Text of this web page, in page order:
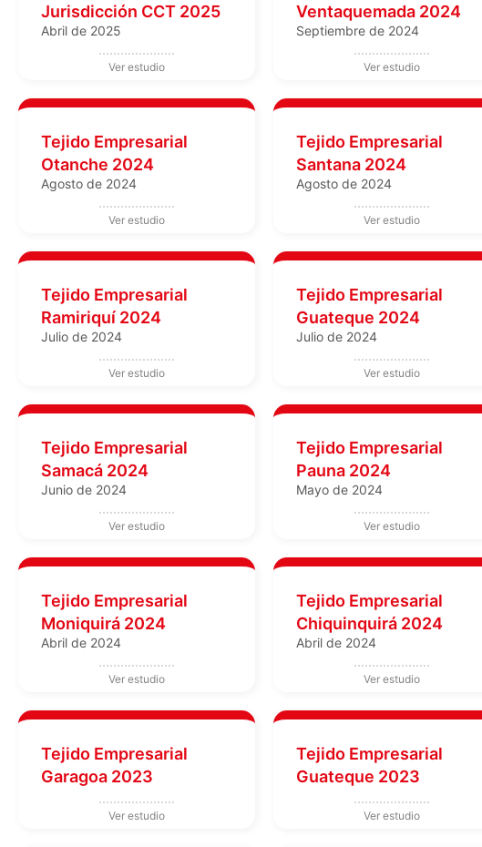
Jurisdicción CCT 2025
Abril de 2025
Ventaquemada 2024
Septiembre de 2024
Tejido Empresarial
Otanche 2024
Agosto de 2024
Tejido Empresarial
Santana 2024
Agosto de 2024
Tejido Empresarial
Ramiriquí 2024
Julio de 2024
Tejido Empresarial
Guateque 2024
Julio de 2024
Tejido Empresarial
Samacá 2024
Junio de 2024
Tejido Empresarial
Pauna 2024
Mayo de 2024
Tejido Empresarial
Moniquirá 2024
Abril de 2024
Tejido Empresarial
Chiquinquirá 2024
Abril de 2024
Tejido Empresarial
Garagoa 2023
Tejido Empresarial
Guateque 2023